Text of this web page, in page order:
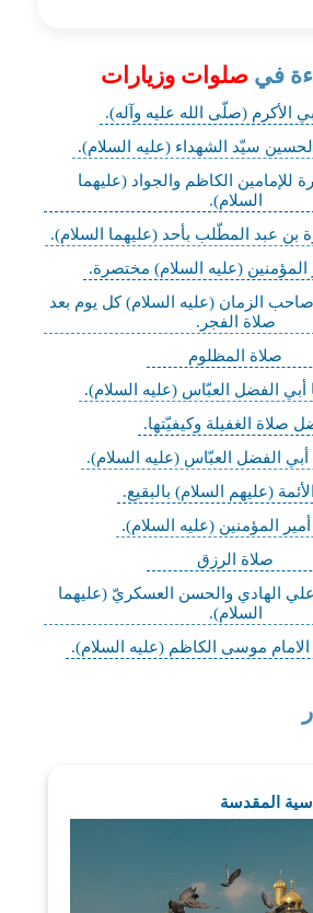
في صلوات وزيارات
الأكرم (صلّى الله عليه وآله).
الحسين سيّد الشهداء (عليه السلام).
للإمامين الكاظم والجواد (عليهما
السلام).
بن عبد المطّلب بأحد (عليهما السلام).
المؤمنين (عليه السلام) مختصرة.
صاحب الزمان (عليه ‌السلام) كل يوم بعد
صلاة الفجر.
صلاة المظلوم
أبي الفضل العبّاس (عليه السلام).
صلاة الغفيلة وكيفيّتها.
أبي الفضل العبّاس (عليه السلام).
(عليهم السلام) بالبقيع.
أمير المؤمنين (عليه السلام).
صلاة الرزق
علي الهادي والحسن العسكريّ (عليهما
السلام).
موسى الكاظم (عليه السلام).
المقدسة